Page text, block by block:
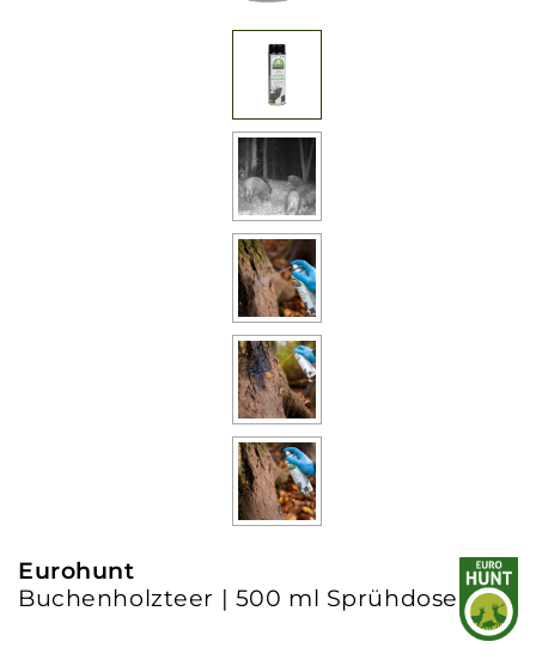
Eurohunt
Buchenholzteer | 500 ml Sprühdose